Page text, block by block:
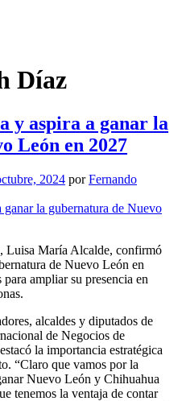
Díaz
y aspira a ganar la
León en 2027
2024 porFernando
Luisa María Alcalde, confirmó
de Nuevo León en
ampliar su presencia en
alcaldes y diputados de
de Negocios de
la importancia estratégica
“Claro que vamos por la
Nuevo León y Chihuahua
tenemos la ventaja de contar